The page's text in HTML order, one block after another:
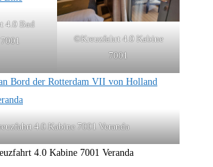
4.0 Bad
©Kreuzfahrt 4.0 Kabine
7001
4.0 Kabine 7001 Veranda
4.0 Kabine 7001 Veranda